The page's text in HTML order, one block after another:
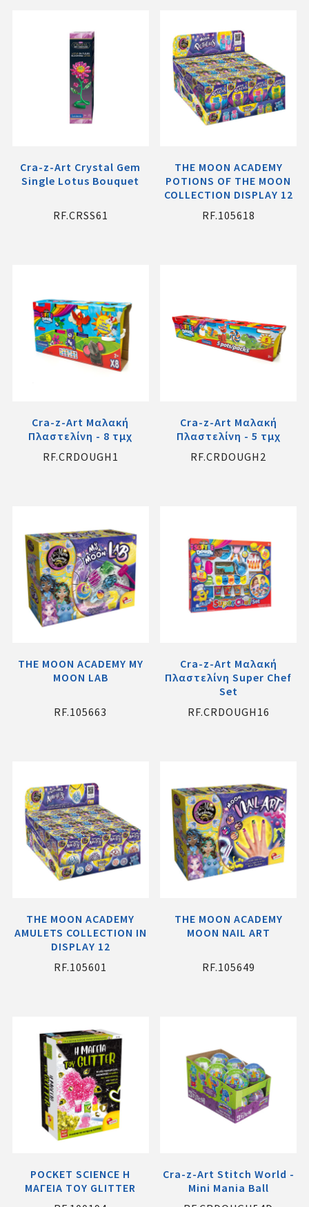
Cra-z-Art Crystal Gem
Single Lotus Bouquet
RF.CRSS61
THE MOON ACADEMY
POTIONS OF THE MOON
COLLECTION DISPLAY 12
RF.105618
Cra-z-Art Μαλακή
Πλαστελίνη - 8 τμχ
RF.CRDOUGH1
Cra-z-Art Μαλακή
Πλαστελίνη - 5 τμχ
RF.CRDOUGH2
THE MOON ACADEMY MY
MOON LAB
RF.105663
Cra-z-Art Μαλακή
Πλαστελίνη Super Chef
Set
RF.CRDOUGH16
THE MOON ACADEMY
AMULETS COLLECTION IN
DISPLAY 12
RF.105601
THE MOON ACADEMY
MOON NAIL ART
RF.105649
POCKET SCIENCE Η
ΜΑΓΕΙΑ ΤΟΥ GLITTER
Cra-z-Art Stitch World -
Mini Mania Ball